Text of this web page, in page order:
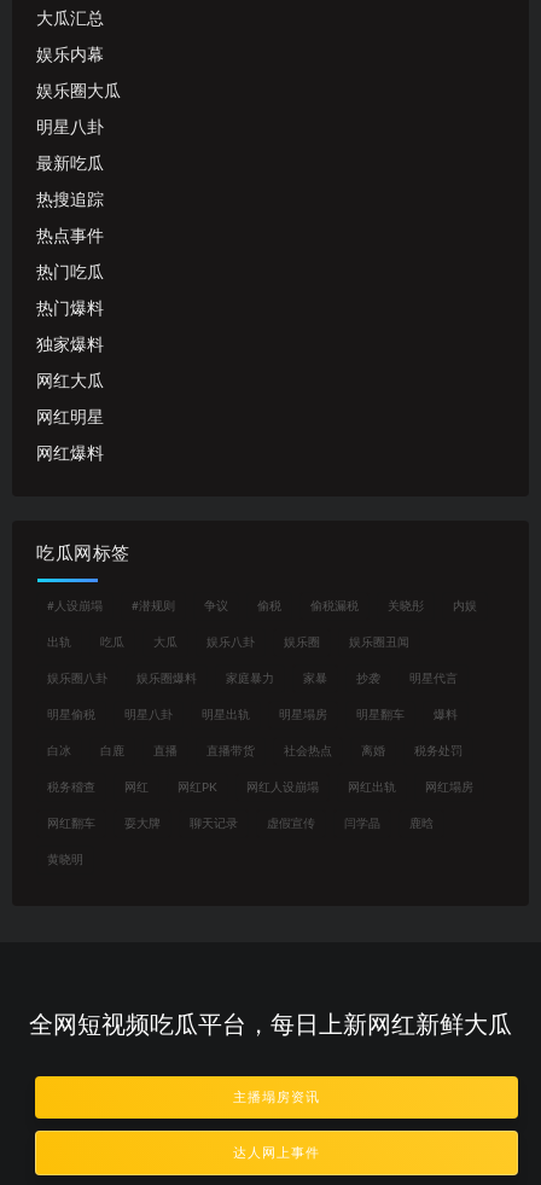
大瓜汇总
娱乐内幕
娱乐圈大瓜
明星八卦
最新吃瓜
热搜追踪
热点事件
热门吃瓜
热门爆料
独家爆料
网红大瓜
网红明星
网红爆料
吃瓜网标签
#人设崩塌 #潜规则 争议 偷税 偷税漏税 关晓彤 内娱
出轨 吃瓜 大瓜 娱乐八卦 娱乐圈 娱乐圈丑闻
娱乐圈八卦 娱乐圈爆料 家庭暴力 家暴 抄袭 明星代言
明星偷税 明星八卦 明星出轨 明星塌房 明星翻车 爆料
白冰 白鹿 直播 直播带货 社会热点 离婚 税务处罚
税务稽查 网红 网红PK 网红人设崩塌 网红出轨 网红塌房
网红翻车 耍大牌 聊天记录 虚假宣传 闫学晶 鹿晗
黄晓明
全网短视频吃瓜平台，每日上新网红新鲜大瓜
主播塌房资讯
达人网上事件